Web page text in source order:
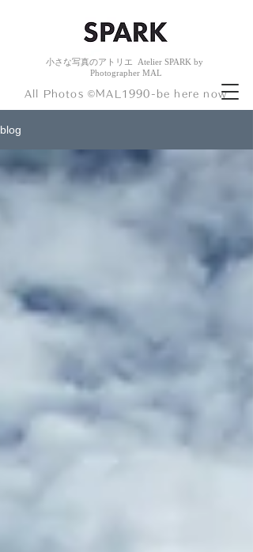
​All Photos ©︎MAL1990-be here now
小さな写真のアトリエ Atelier SPARK by
Photographer MAL
blog